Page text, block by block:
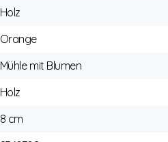
Holz
Orange
Mühle mit Blumen
Holz
8 cm